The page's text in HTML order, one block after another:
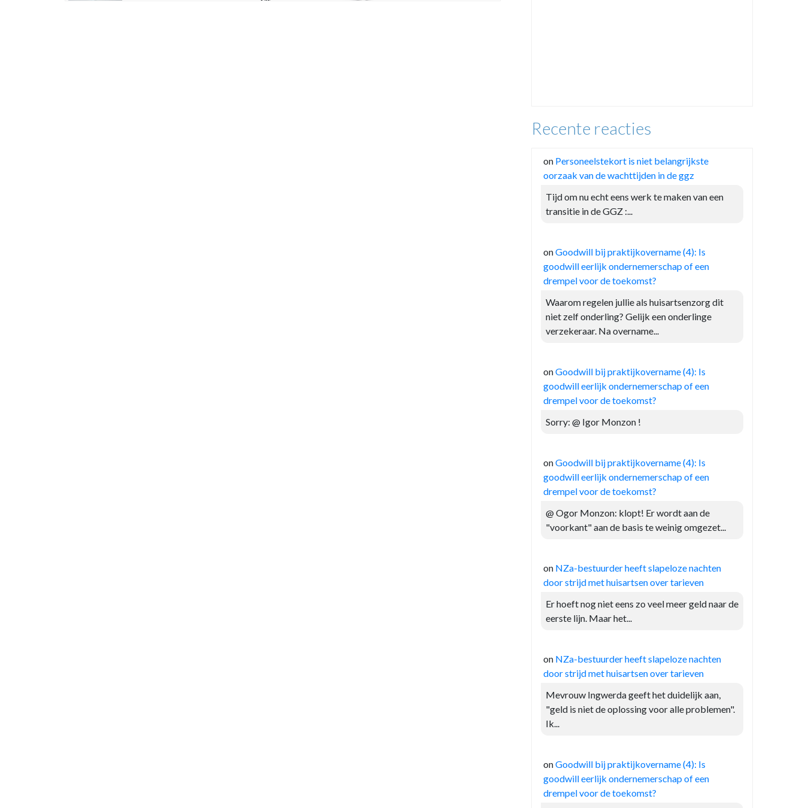
Recente reacties
on Personeelstekort is niet belangrijkste
oorzaak van de wachttijden in de ggz
Tijd om nu echt eens werk te maken van een
transitie in de GGZ :...
onGoodwill bij praktijkovername (4): Is
goodwill eerlijk ondernemerschap of een
drempel voor de toekomst?
Waarom regelen jullie als huisartsenzorg dit
niet zelf onderling? Gelijk een onderlinge
verzekeraar. Na overname...
onGoodwill bij praktijkovername (4): Is
goodwill eerlijk ondernemerschap of een
drempel voor de toekomst?
Sorry: @ Igor Monzon !
onGoodwill bij praktijkovername (4): Is
goodwill eerlijk ondernemerschap of een
drempel voor de toekomst?
@ Ogor Monzon: klopt! Er wordt aan de
"voorkant" aan de basis te weinig omgezet...
on NZa-bestuurder heeft slapeloze nachten
door strijd met huisartsen over tarieven
Er hoeft nog niet eens zo veel meer geld naar de
eerste lijn. Maar het...
on NZa-bestuurder heeft slapeloze nachten
door strijd met huisartsen over tarieven
Mevrouw Ingwerda geeft het duidelijk aan,
"geld is niet de oplossing voor alle problemen".
Ik...
onGoodwill bij praktijkovername (4): Is
goodwill eerlijk ondernemerschap of een
drempel voor de toekomst?